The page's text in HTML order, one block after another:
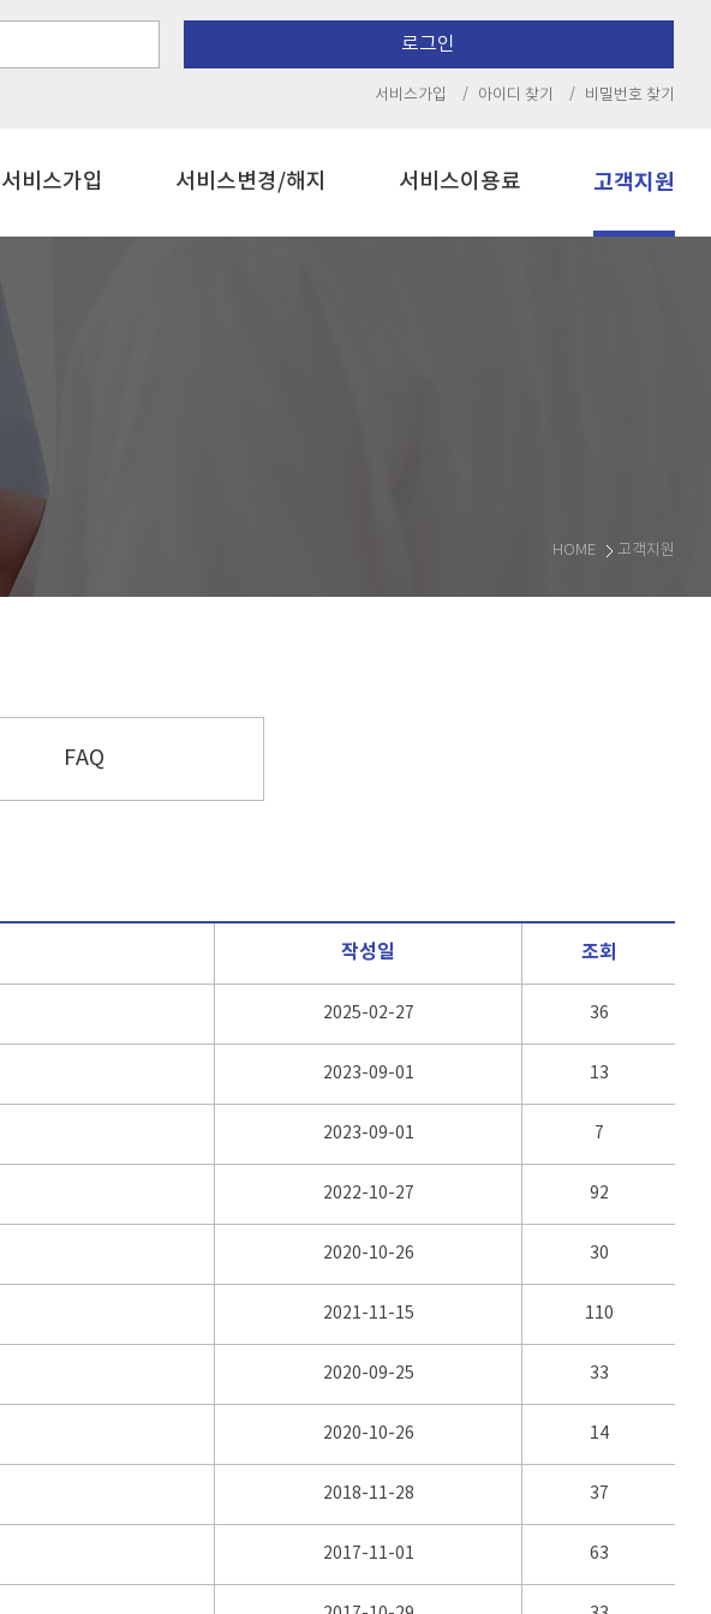
로그인
서비스가입 아이디 찾기 비밀번호 찾기
서비스가입 서비스변경/해지 서비스이용료 고객지원
HOME 고객지원
FAQ
작성일 조회
2025-02-27 36
2023-09-01 13
2023-09-01 7
2022-10-27 92
2020-10-26 30
2021-11-15 110
2020-09-25 33
2020-10-26 14
2018-11-28 37
2017-11-01 63